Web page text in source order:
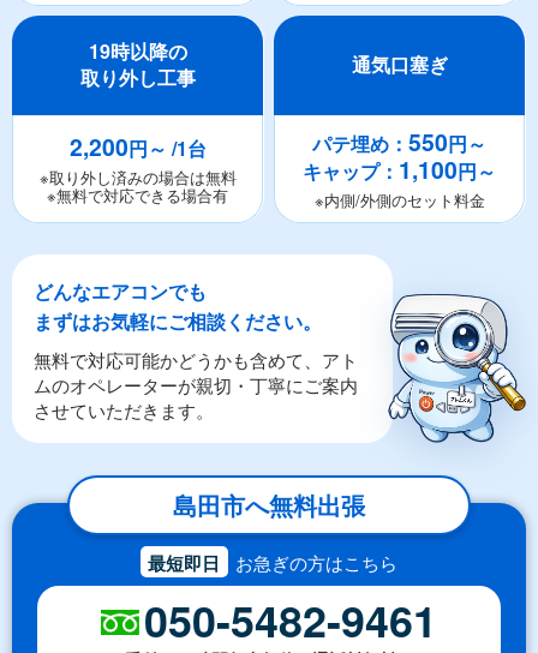
19時以降の
取り外し工事
2,200円～ /1台
※取り外し済みの場合は無料
※無料で対応できる場合有
通気口塞ぎ
パテ埋め：550円～
キャップ： 1,100円～
※内側/外側のセット料金
どんなエアコンでも
まずはお気軽にご相談ください。
無料で対応可能かどうかも含めて、アト
ムのオペレーターが親切・丁寧にご案内
させていただきます。
島田市へ無料出張
最短即日 お急ぎの方はこちら
050-5482-9461